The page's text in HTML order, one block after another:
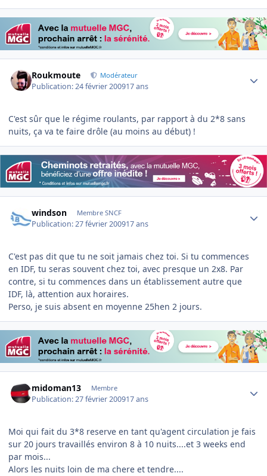
Roukmoute Modérateur
Publication:24 février 200917 ans
C'est sûr que le régime roulants, par rapport à du 2*8 sans
nuits, ça va te faire drôle (au moins au début) !
windson Membre SNCF
Publication:27 février 200917 ans
C'est pas dit que tu ne soit jamais chez toi. Si tu commences
en IDF, tu seras souvent chez toi, avec presque un 2x8. Par
contre, si tu commences dans un établissement autre que
IDF, là, attention aux horaires.
Perso, je suis absent en moyenne 25hen 2 jours.
midoman13 Membre
Publication:27 février 200917 ans
Moi qui fait du 3*8 reserve en tant qu'agent circulation je fais
sur 20 jours travaillés environ 8 à 10 nuits....et 3 weeks end
par mois...
Alors les nuits loin de ma chere et tendre....